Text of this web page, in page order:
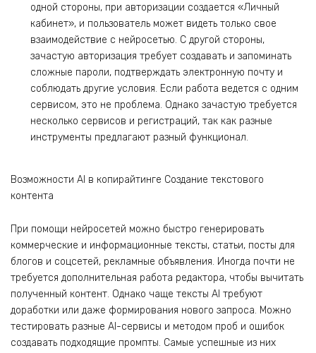
одной стороны, при авторизации создается «Личный
кабинет», и пользователь может видеть только свое
взаимодействие с нейросетью. С другой стороны,
зачастую авторизация требует создавать и запоминать
сложные пароли, подтверждать электронную почту и
соблюдать другие условия. Если работа ведется с одним
сервисом, это не проблема. Однако зачастую требуется
несколько сервисов и регистраций, так как разные
инструменты предлагают разный функционал.
Возможности AI в копирайтинге Создание текстового
контента
При помощи нейросетей можно быстро генерировать
коммерческие и информационные тексты, статьи, посты для
блогов и соцсетей, рекламные объявления. Иногда почти не
требуется дополнительная работа редактора, чтобы вычитать
полученный контент. Однако чаще тексты AI требуют
доработки или даже формирования нового запроса. Можно
тестировать разные AI-сервисы и методом проб и ошибок
создавать подходящие промпты. Самые успешные из них